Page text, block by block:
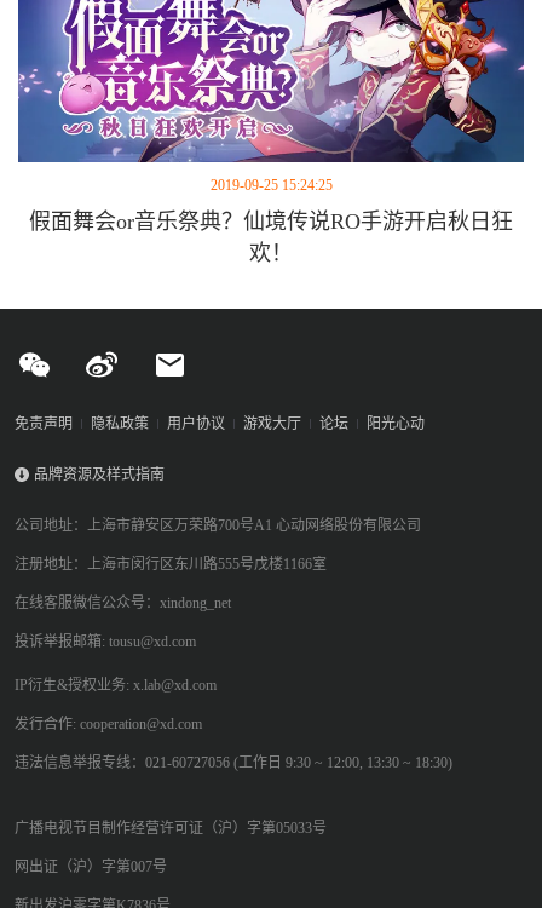
2019-09-25 15:24:25
假面舞会or音乐祭典？仙境传说RO手游开启秋日狂
欢！
免责声明 隐私政策 用户协议 游戏大厅 论坛 阳光心动
品牌资源及样式指南
公司地址：上海市静安区万荣路700号A1 心动网络股份有限公司
注册地址：上海市闵行区东川路555号戊楼1166室
在线客服微信公众号：xindong_net
投诉举报邮箱: tousu@xd.com
IP衍生&授权业务: x.lab@xd.com
发行合作: cooperation@xd.com
违法信息举报专线：021-60727056 (工作日 9:30 ~ 12:00, 13:30 ~ 18:30)
广播电视节目制作经营许可证（沪）字第05033号
网出证（沪）字第007号